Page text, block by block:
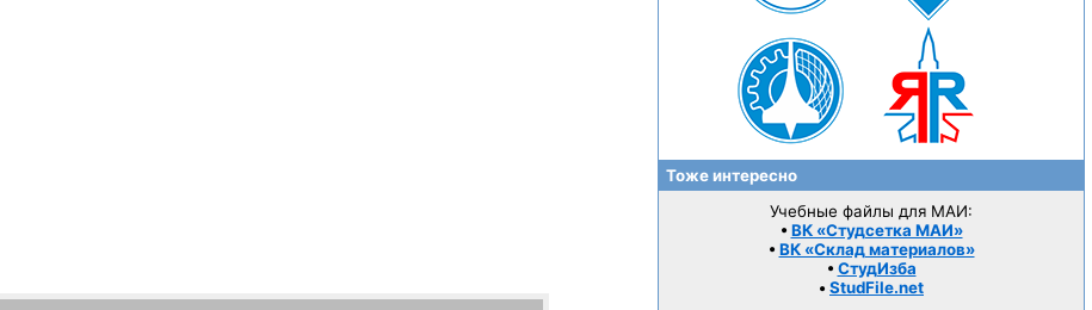
Тоже интересно
Учебные файлы для МАИ:
• ВК «Студсетка МАИ»
• ВК «Склад материалов»
• СтудИзба
• StudFile.net